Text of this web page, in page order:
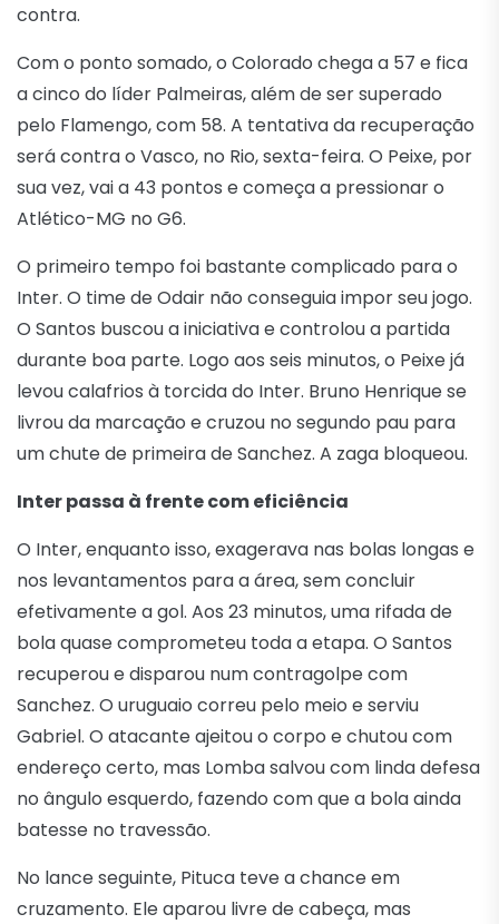
contra.
Com o ponto somado, o Colorado chega a 57 e fica
a cinco do líder Palmeiras, além de ser superado
pelo Flamengo, com 58. A tentativa da recuperação
será contra o Vasco, no Rio, sexta-feira. O Peixe, por
sua vez, vai a 43 pontos e começa a pressionar o
Atlético-MG no G6.
O primeiro tempo foi bastante complicado para o
Inter. O time de Odair não conseguia impor seu jogo.
O Santos buscou a iniciativa e controlou a partida
durante boa parte. Logo aos seis minutos, o Peixe já
levou calafrios à torcida do Inter. Bruno Henrique se
livrou da marcação e cruzou no segundo pau para
um chute de primeira de Sanchez. A zaga bloqueou.
Inter passa à frente com eficiência
O Inter, enquanto isso, exagerava nas bolas longas e
nos levantamentos para a área, sem concluir
efetivamente a gol. Aos 23 minutos, uma rifada de
bola quase comprometeu toda a etapa. O Santos
recuperou e disparou num contragolpe com
Sanchez. O uruguaio correu pelo meio e serviu
Gabriel. O atacante ajeitou o corpo e chutou com
endereço certo, mas Lomba salvou com linda defesa
no ângulo esquerdo, fazendo com que a bola ainda
batesse no travessão.
No lance seguinte, Pituca teve a chance em
cruzamento. Ele aparou livre de cabeça, mas